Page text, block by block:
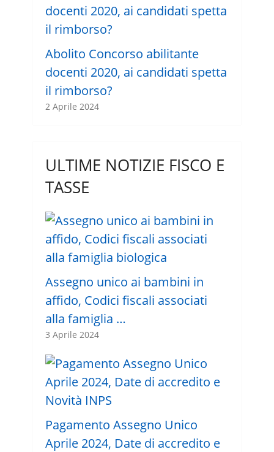
Abolito Concorso abilitante
docenti 2020, ai candidati spetta
il rimborso?
2 Aprile 2024
ULTIME NOTIZIE FISCO E
TASSE
Assegno unico ai bambini in
affido, Codici fiscali associati
alla famiglia …
3 Aprile 2024
Pagamento Assegno Unico
Aprile 2024, Date di accredito e